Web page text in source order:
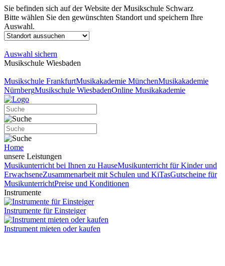
Sie befinden sich auf der Website der Musikschule Schwarz
Bitte wählen Sie den gewünschten Standort und speichern Ihre
Auswahl.
Auswahl sichern
Musikschule Wiesbaden
Musikschule FrankfurtMusikakademie MünchenMusikakademie
NürnbergMusikschule WiesbadenOnline Musikakademie
Home
unsere Leistungen
Musikunterricht bei Ihnen zu HauseMusikunterricht für Kinder und
ErwachseneZusammenarbeit mit Schulen und KiTasGutscheine für
MusikunterrichtPreise und Konditionen
Instrumente
Instrumente für Einsteiger
Instrument mieten oder kaufen